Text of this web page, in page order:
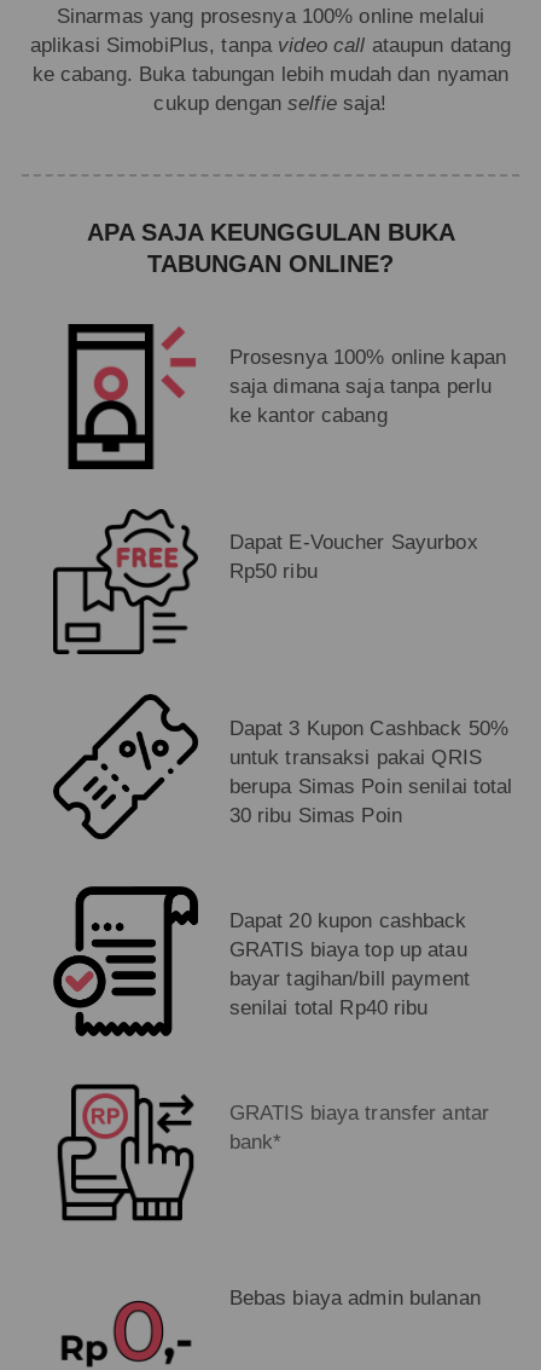
Sinarmas yang prosesnya 100% online melalui
aplikasi SimobiPlus, tanpa video call ataupun datang
ke cabang. Buka tabungan lebih mudah dan nyaman
cukup denganselfiesaja!
APA SAJA KEUNGGULAN BUKA
TABUNGAN ONLINE?
Prosesnya 100% online kapan
saja dimana saja tanpa perlu
ke kantor cabang
Dapat E-Voucher Sayurbox
Rp50 ribu
Dapat 3 Kupon Cashback 50%
untuk transaksi pakai QRIS
berupa Simas Poin senilai total
30 ribu Simas Poin
Dapat 20 kupon cashback
GRATIS biaya top up atau
bayar tagihan/bill payment
senilai total Rp40 ribu
GRATIS biaya transfer antar
bank*
Bebas biaya admin bulanan